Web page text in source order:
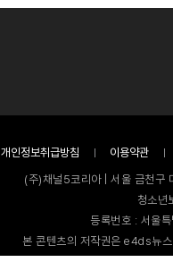
개인정보취급방침 이용약관
(주)채널5코리아 | 서울 금천
청소
등록번호 : 서울
본 콘텐츠의 저작권은 e4ds뉴